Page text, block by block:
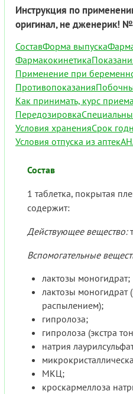
Инструкция по
оригинал, не дженерик!
СоставФорма выпуска
Фармакокинетика
Применение при
Противопоказания
Как принимать, курс
Передозировка
Условия храненияСрок
Условия отпуска из аптек
Состав
1 таблетка, покрытая
содержит:
Действующее вещество:
Вспомогательные
лактозы моногидрат;
лактозы
распылением);
гипролоза;
гипролоза (экстра
натрия
МКЦ;
кроскармеллоза